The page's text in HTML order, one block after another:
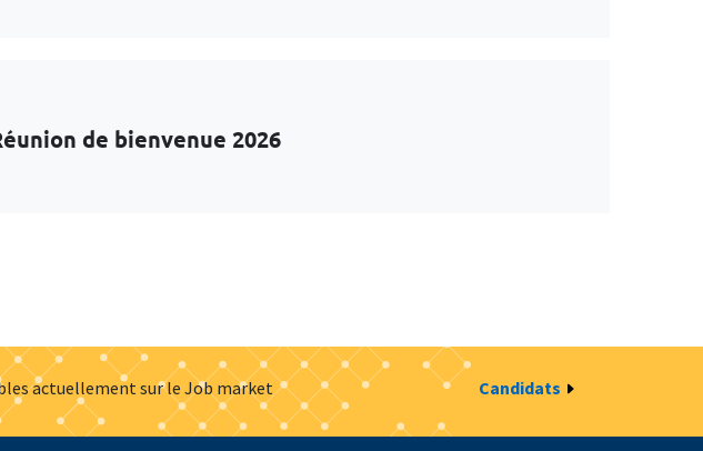
de bienvenue 2026
actuellement sur le Job market Candidats